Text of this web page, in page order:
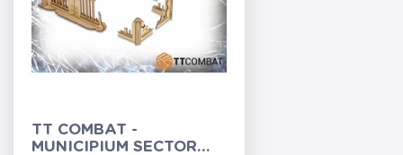
TT COMBAT -
MUNICIPIUM SECTOR